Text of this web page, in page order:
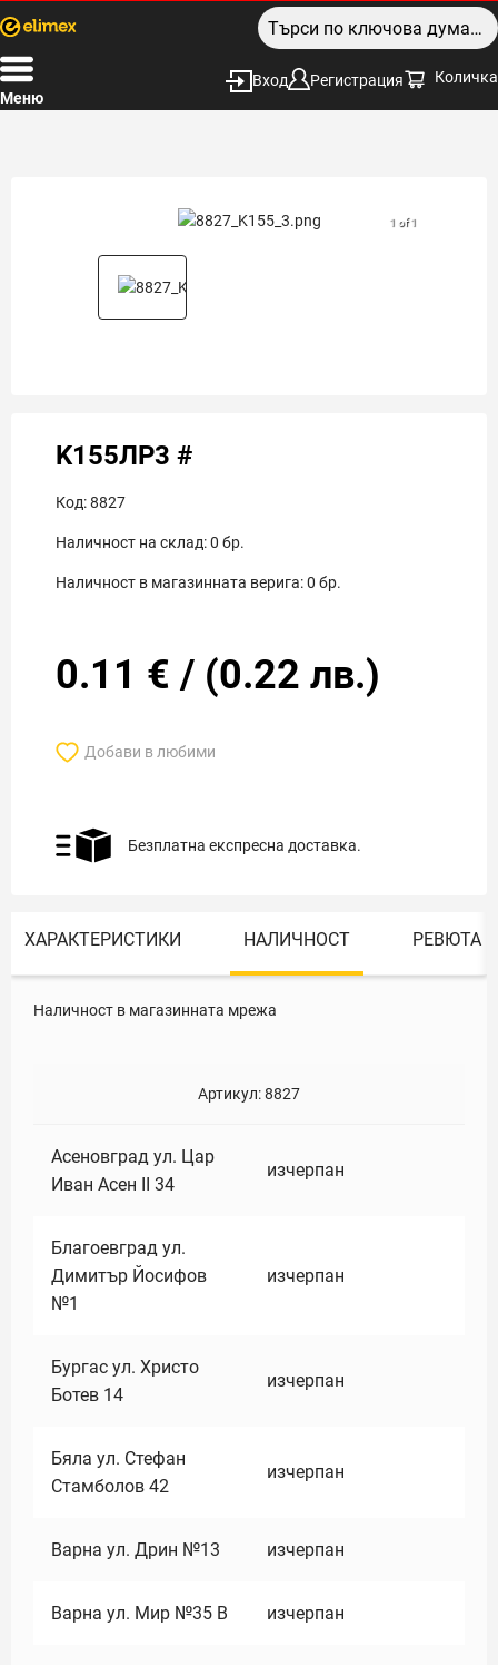
Меню
Вход Регистрация Количка
1 of 1
K155ЛР3 #
Код:8827
Наличност на склад:0 бр.
Наличност в магазинната верига:0 бр.
0.11 € / (0.22 лв.)
Добави в любими
Безплатна експресна доставка.
ХАРАКТЕРИСТИКИ НАЛИЧНОСТ РЕВЮТА
Наличност в магазинната мрежа
Артикул:8827
Асеновград ул. Цар
Иван Асен II 34
изчерпан
Благоевград ул.
Димитър Йосифов
№1
изчерпан
Бургас ул. Христо
Ботев 14
изчерпан
Бяла ул. Стефан
Стамболов 42
изчерпан
Варна ул. Дрин №13 изчерпан
Варна ул. Мир №35 В изчерпан